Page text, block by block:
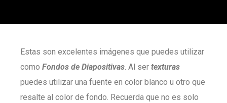
Estas son excelentes imágenes que puedes utilizar
como Fondos de Diapositivas. Al ser texturas
puedes utilizar una fuente en color blanco u otro que
resalte al color de fondo. Recuerda que no es solo